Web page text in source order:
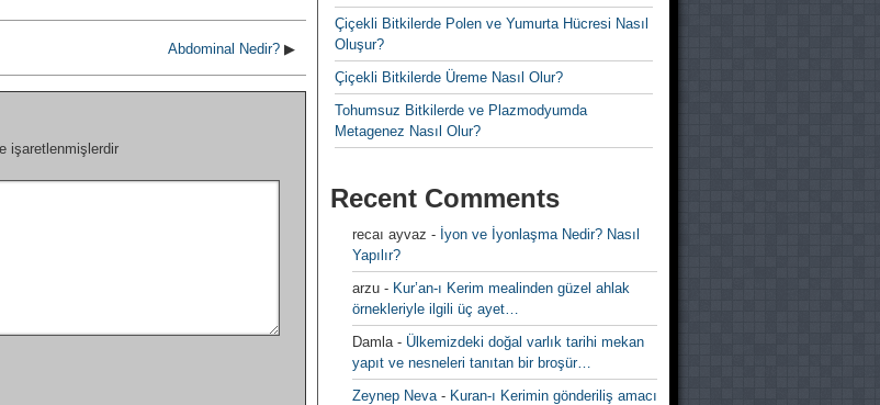
Abdominal Nedir? ▶
işaretlenmişlerdir
Çiçekli Bitkilerde Polen ve Yumurta Hücresi Nasıl
Oluşur?
Çiçekli Bitkilerde Üreme Nasıl Olur?
Tohumsuz Bitkilerde ve Plazmodyumda
Metagenez Nasıl Olur?
Recent Comments
recaı ayvaz - İyon ve İyonlaşma Nedir? Nasıl
Yapılır?
arzu - Kur’an-ı Kerim mealinden güzel ahlak
örnekleriyle ilgili üç ayet…
Damla- Ülkemizdeki doğal varlık tarihi mekan
yapıt ve nesneleri tanıtan bir broşür…
Zeynep Neva- Kuran-ı Kerimin gönderiliş amacı